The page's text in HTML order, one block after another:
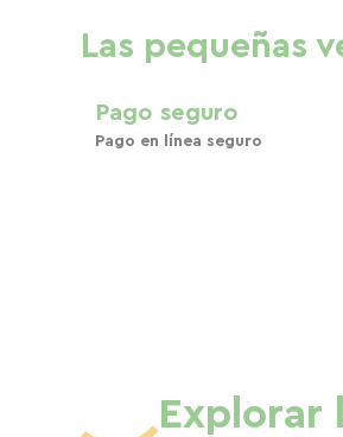
Las pequeñas
Pago seguro
Pago en línea seguro
Explorar